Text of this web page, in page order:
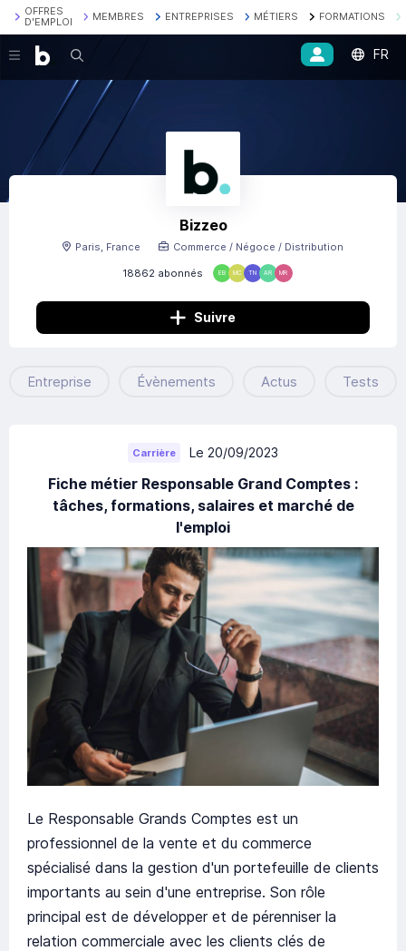
OFFRES
D'EMPLOI
MEMBRES ENTREPRISES MÉTIERS FORMATIONS
Recherche FR
Bizzeo
18862 abonnés EB MC TN AR MR
Paris, France Commerce / Négoce / Distribution
Suivre
Entreprise Évènements Actus Tests
Carrière Le 20/09/2023
Fiche métier Responsable Grand Comptes :
tâches, formations, salaires et marché de
l'emploi
Le Responsable Grands Comptes est un
professionnel de la vente et du commerce
spécialisé dans la gestion d'un portefeuille de clients
importants au sein d'une entreprise. Son rôle
principal est de développer et de pérenniser la
relation commerciale avec les clients clés de